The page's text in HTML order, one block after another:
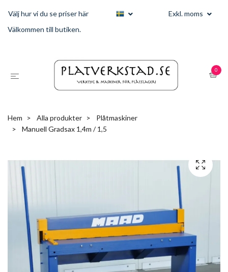
Välj hur vi du se priser här
Exkl. moms
Välkommen till butiken.
0
Hem Alla produkter
Plåtmaskiner
Manuell Gradsax 1,4m / 1,5